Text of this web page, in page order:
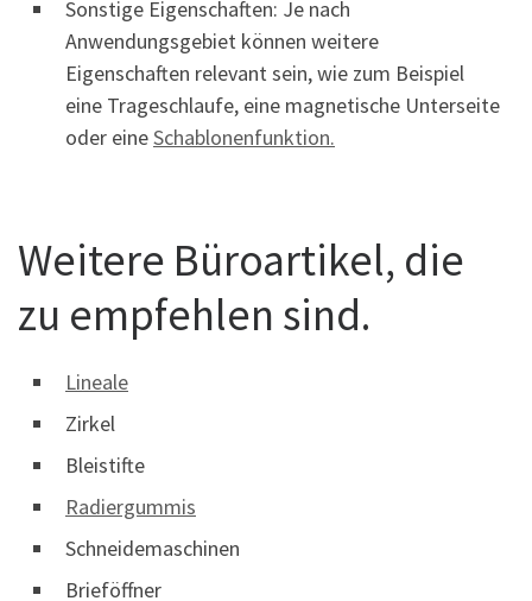
Sonstige Eigenschaften: Je nach
Anwendungsgebiet können weitere
Eigenschaften relevant sein, wie zum Beispiel
eine Trageschlaufe, eine magnetische Unterseite
oder eineSchablonenfunktion.
Weitere Büroartikel, die
zu empfehlen sind.
Lineale
Zirkel
Bleistifte
Radiergummis
Schneidemaschinen
Brieföffner